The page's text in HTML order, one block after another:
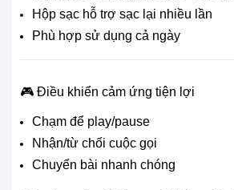
Hộp sạc hỗ trợ sạc lại nhiều lần
Phù hợp sử dụng cả ngày
🎮 Điều khiển cảm ứng tiện lợi
Chạm để play/pause
Nhận/từ chối cuộc gọi
Chuyển bài nhanh chóng